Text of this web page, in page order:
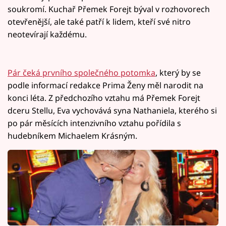
soukromí. Kuchař Přemek Forejt býval v rozhovorech
otevřenější, ale také patří k lidem, kteří své nitro
neotevírají každému.
Pár čeká prvního společného potomka, který by se
podle informací redakce Prima Ženy měl narodit na
konci léta. Z předchozího vztahu má Přemek Forejt
dceru Stellu, Eva vychovává syna Nathaniela, kterého si
po pár měsících intenzivního vztahu pořídila s
hudebníkem Michaelem Krásným.